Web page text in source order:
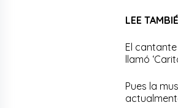
LEE
El
llamó
Pues la